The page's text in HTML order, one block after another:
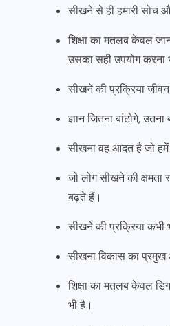
सीखने से ही हमारी सोच
शिक्षा का मतलब केवल
उसका सही उपयोग करना
सीखने की प्रक्रिया
ज्ञान जितना बांटोगे, उतना
सीखना वह आदत है जो
जो लोग सीखने की
बढ़ते हैं।
सीखने की प्रक्रिया कभी
सीखना विकास का प्रमुख
शिक्षा का मतलब केवल
भी है।